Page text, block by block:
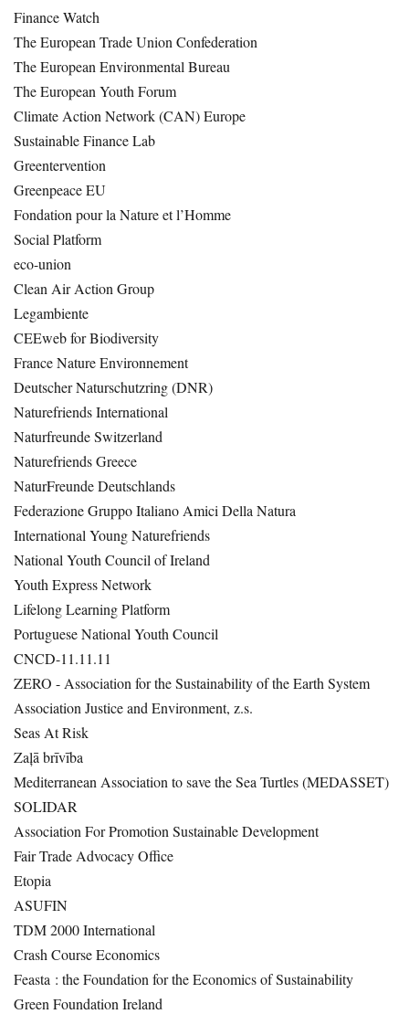
Finance Watch
The European Trade Union Confederation
The European Environmental Bureau
The European Youth Forum
Climate Action Network (CAN) Europe
Sustainable Finance Lab
Greentervention
Greenpeace EU
Fondation pour la Nature et l’Homme
Social Platform
eco-union
Clean Air Action Group
Legambiente
CEEweb for Biodiversity
France Nature Environnement
Deutscher Naturschutzring (DNR)
Naturefriends International
Naturfreunde Switzerland
Naturefriends Greece
NaturFreunde Deutschlands
Federazione Gruppo Italiano Amici Della Natura
International Young Naturefriends
National Youth Council of Ireland
Youth Express Network
Lifelong Learning Platform
Portuguese National Youth Council
CNCD-11.11.11
ZERO - Association for the Sustainability of the Earth System
Association Justice and Environment, z.s.
Seas At Risk
Zaļā brīvība
Mediterranean Association to save the Sea Turtles (MEDASSET)
SOLIDAR
Association For Promotion Sustainable Development
Fair Trade Advocacy Office
Etopia
ASUFIN
TDM 2000 International
Crash Course Economics
Feasta : the Foundation for the Economics of Sustainability
Green Foundation Ireland